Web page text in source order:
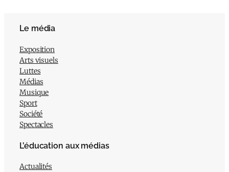
Le média
Exposition
Arts visuels
Luttes
Médias
Musique
Sport
Société
Spectacles
L’éducation aux médias
Actualités